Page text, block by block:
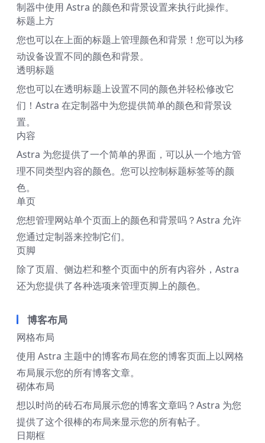
制器中使用 Astra 的颜色和背景设置来执行此操作。
标题上方
您也可以在上面的标题上管理颜色和背景！您可以为移
动设备设置不同的颜色和背景。
透明标题
您也可以在透明标题上设置不同的颜色并轻松修改它
们！Astra 在定制器中为您提供简单的颜色和背景设
置。
内容
Astra 为您提供了一个简单的界面，可以从一个地方管
理不同类型内容的颜色。您可以控制标题标签等的颜
色。
单页
您想管理网站单个页面上的颜色和背景吗？Astra 允许
您通过定制器来控制它们。
页脚
除了页眉、侧边栏和整个页面中的所有内容外，Astra
还为您提供了各种选项来管理页脚上的颜色。
博客布局
网格布局
使用 Astra 主题中的博客布局在您的博客页面上以网格
布局展示您的所有博客文章。
砌体布局
想以时尚的砖石布局展示您的博客文章吗？Astra 为您
提供了这个很棒的布局来显示您的所有帖子。
日期框